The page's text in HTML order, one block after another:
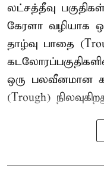
லட்சத்தீவு
கேரளா வழியாக
தாழ்வு பாதை
ஒரு பலவீனமான
(Trough)